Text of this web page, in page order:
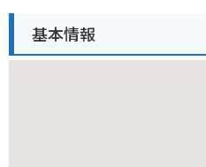
的な作品を鑑賞しながら、のん
す。自転車で島を一周するのも
基本情報